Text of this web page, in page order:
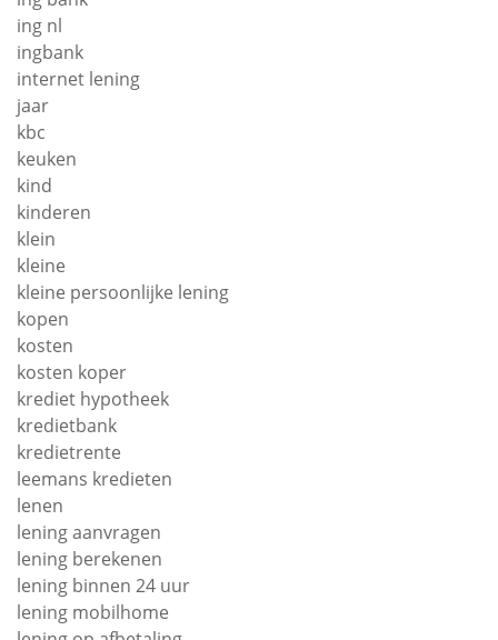
ing nl
ingbank
internet lening
jaar
kbc
keuken
kind
kinderen
klein
kleine
kleine persoonlijke lening
kopen
kosten
kosten koper
krediet hypotheek
kredietbank
kredietrente
leemans kredieten
lenen
lening aanvragen
lening berekenen
lening binnen 24 uur
lening mobilhome